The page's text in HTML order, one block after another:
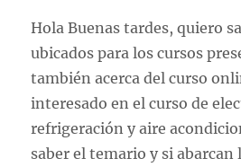
Hola Buenas tardes, quiero
ubicados para los cursos
también acerca del curso
interesado en el curso de
refrigeración y aire
saber el temario y si abarcan